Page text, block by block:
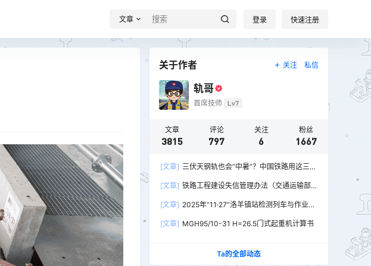
文章 登录 快速注册
关于作者 关注 私信
轨哥
首席技师 Lv7
文章
3815
评论
797
关注
6
粉丝
1667
[文章] 三伏天钢轨也会“中暑”？中国铁路用这三招
[文章] 铁路工程建设失信管理办法（交通运输部
[文章] 2025年“11·27”洛羊镇站检测列车与作业人
[文章] MGH95/10-31 H=26.5门式起重机计算书
Ta的全部动态